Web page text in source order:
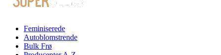
Feminiserede
Autoblomstrende
Bulk Frø